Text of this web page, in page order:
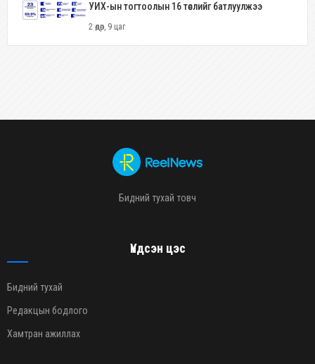
УИХ-ын тогтоолын 16 төслийг батлуулжээ
2 өдөр, 9 цаг
Бидний тухай товч
Үндсэн цэс
Бидний тухай
Редакцын бодлого
Хамтран ажиллах